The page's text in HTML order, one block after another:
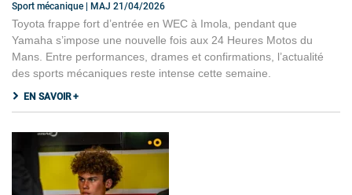
Sport mécanique | MAJ 21/04/2026
Toyota frappe fort d’entrée en WEC à Imola, pendant que
Yamaha s’impose une nouvelle fois aux 24 Heures Motos du
Mans. Entre performances, drames et confirmations, l’actualité
des sports mécaniques reste intense cette semaine.
EN SAVOIR +